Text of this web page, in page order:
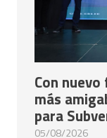
Con
más
para
05/08/2026